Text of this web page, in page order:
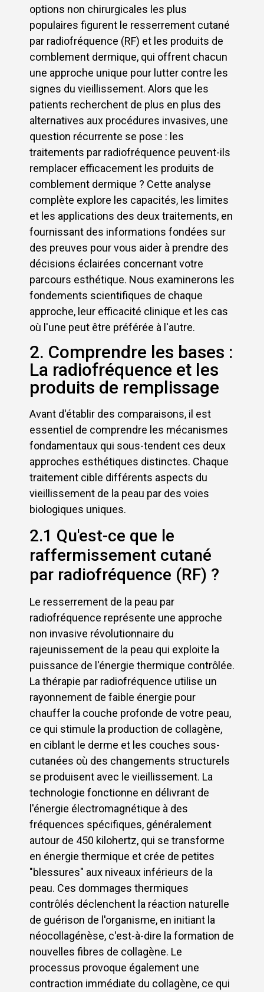
options non chirurgicales les plus
populaires figurent le resserrement cutané
par radiofréquence (RF) et les produits de
comblement dermique, qui offrent chacun
une approche unique pour lutter contre les
signes du vieillissement. Alors que les
patients recherchent de plus en plus des
alternatives aux procédures invasives, une
question récurrente se pose : les
traitements par radiofréquence peuvent-ils
remplacer efficacement les produits de
comblement dermique ? Cette analyse
complète explore les capacités, les limites
et les applications des deux traitements, en
fournissant des informations fondées sur
des preuves pour vous aider à prendre des
décisions éclairées concernant votre
parcours esthétique. Nous examinerons les
fondements scientifiques de chaque
approche, leur efficacité clinique et les cas
où l'une peut être préférée à l'autre.
2. Comprendre les bases :
La radiofréquence et les
produits de remplissage
Avant d'établir des comparaisons, il est
essentiel de comprendre les mécanismes
fondamentaux qui sous-tendent ces deux
approches esthétiques distinctes. Chaque
traitement cible différents aspects du
vieillissement de la peau par des voies
biologiques uniques.
2.1 Qu'est-ce que le
raffermissement cutané
par radiofréquence (RF) ?
Le resserrement de la peau par
radiofréquence représente une approche
non invasive révolutionnaire du
rajeunissement de la peau qui exploite la
puissance de l'énergie thermique contrôlée.
La thérapie par radiofréquence utilise un
rayonnement de faible énergie pour
chauffer la couche profonde de votre peau,
ce qui stimule la production de collagène,
en ciblant le derme et les couches sous-
cutanées où des changements structurels
se produisent avec le vieillissement. La
technologie fonctionne en délivrant de
l'énergie électromagnétique à des
fréquences spécifiques, généralement
autour de 450 kilohertz, qui se transforme
en énergie thermique et crée de petites
"blessures" aux niveaux inférieurs de la
peau. Ces dommages thermiques
contrôlés déclenchent la réaction naturelle
de guérison de l'organisme, en initiant la
néocollagénèse, c'est-à-dire la formation de
nouvelles fibres de collagène. Le
processus provoque également une
contraction immédiate du collagène, ce qui